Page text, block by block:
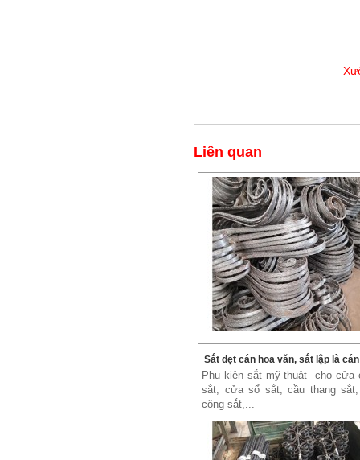
Liên quan
Sắt dẹt cán hoa văn, sắt lập là
văn
Phụ kiện sắt mỹ thuật cho cửa
sắt, cửa sổ sắt, cầu thang
công sắt,...